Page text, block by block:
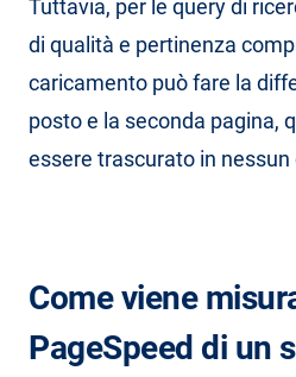
Tuttavia, per le query di
di qualità e pertinenza
caricamento può fare la
posto e la seconda pagina,
essere trascurato in nessun
Come viene
PageSpeed di un